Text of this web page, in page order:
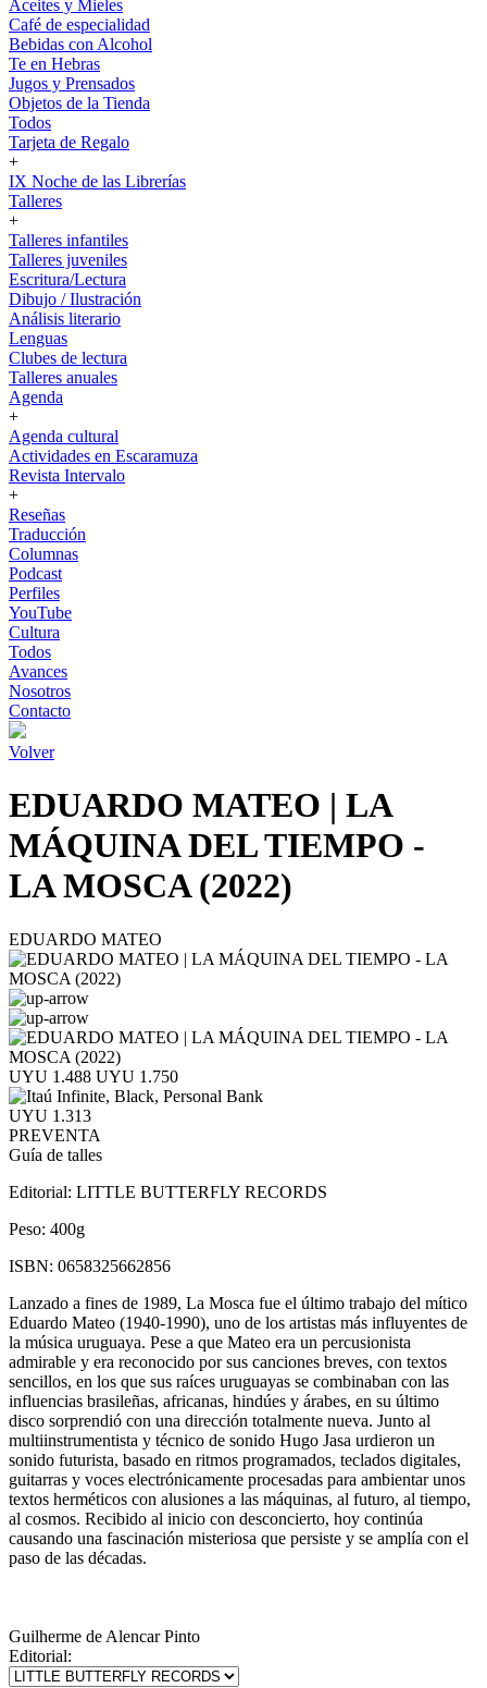
Aceites y Mieles
Café de especialidad
Bebidas con Alcohol
Te en Hebras
Jugos y Prensados
Objetos de la Tienda
Todos
Tarjeta de Regalo
+
IX Noche de las Librerías
Talleres
+
Talleres infantiles
Talleres juveniles
Escritura/Lectura
Dibujo / Ilustración
Análisis literario
Lenguas
Clubes de lectura
Talleres anuales
Agenda
+
Agenda cultural
Actividades en Escaramuza
Revista Intervalo
+
Reseñas
Traducción
Columnas
Podcast
Perfiles
YouTube
Cultura
Todos
Avances
Nosotros
Contacto
Volver
EDUARDO MATEO | LA
MÁQUINA DEL TIEMPO -
LA MOSCA (2022)
EDUARDO MATEO
UYU 1.488 UYU 1.750
UYU 1.313
PREVENTA
Guía de talles
Editorial: LITTLE BUTTERFLY RECORDS
Peso: 400g
ISBN: 0658325662856
Lanzado a fines de 1989, La Mosca fue el último trabajo del mítico
Eduardo Mateo (1940-1990), uno de los artistas más influyentes de
la música uruguaya. Pese a que Mateo era un percusionista
admirable y era reconocido por sus canciones breves, con textos
sencillos, en los que sus raíces uruguayas se combinaban con las
influencias brasileñas, africanas, hindúes y árabes, en su último
disco sorprendió con una dirección totalmente nueva. Junto al
multiinstrumentista y técnico de sonido Hugo Jasa urdieron un
sonido futurista, basado en ritmos programados, teclados digitales,
guitarras y voces electrónicamente procesadas para ambientar unos
textos herméticos con alusiones a las máquinas, al futuro, al tiempo,
al cosmos. Recibido al inicio con desconcierto, hoy continúa
causando una fascinación misteriosa que persiste y se amplía con el
paso de las décadas.
Guilherme de Alencar Pinto
Editorial: